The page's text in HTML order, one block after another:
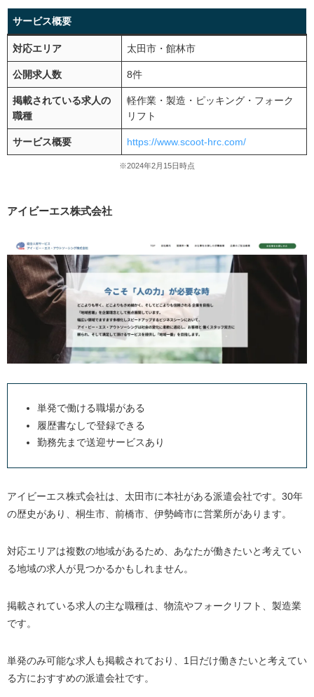
サービス概要
対応エリア 太田市・館林市
公開求人数 8件
掲載されている求人の
職種
軽作業・製造・ピッキング・フォーク
リフト
サービス概要 https://www.scoot-hrc.com/
※2024年2月15日時点
アイビーエス株式会社
単発で働ける職場がある
履歴書なしで登録できる
勤務先まで送迎サービスあり
アイビーエス株式会社は、太田市に本社がある派遣会社です。30年
の歴史があり、桐生市、前橋市、伊勢崎市に営業所があります。
対応エリアは複数の地域があるため、あなたが働きたいと考えてい
る地域の求人が見つかるかもしれません。
掲載されている求人の主な職種は、物流やフォークリフト、製造業
です。
単発のみ可能な求人も掲載されており、1日だけ働きたいと考えてい
る方におすすめの派遣会社です。